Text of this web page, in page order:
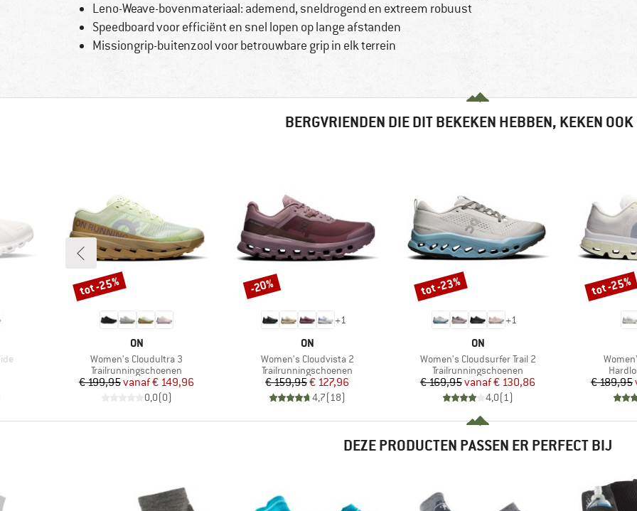
Leno-Weave-bovenmateriaal: ademend, sneldrogend en extreem robuust
Speedboard voor efficiënt en snel lopen op lange afstanden
Missiongrip-buitenzool voor betrouwbare grip in elk terrein
BERGVRIENDEN DIE DIT BEKEKEN HEBBEN, KEKEN OOK
MERK
ON
Artikel
Women's Cloudultra 3
Productgroep
Trailrunningschoenen
Prijs
€ 199,95 Verlaagde prijs
vanaf€ 149,96
0,0(0)
Korting
tot -25%
+1
MERK
ON
Artikel
Women's Cloudvista 2
Productgroep
Trailrunningschoenen
Prijs
€ 159,95Verlaagde prijs
€ 127,96
4,7( 18)
Korting
-20%
+1
MERK
ON
Artikel
Women's Cloudsurfer Trail 2
Productgroep
Trailrunningschoenen
Prijs
€ 169,95 Verlaagde prijs
vanaf€ 130,86
4,0( 1)
Korting
tot -23%
Artikel
€ 189,95
Korting
tot -25%
DEZE PRODUCTEN PASSEN ER PERFECT BIJ